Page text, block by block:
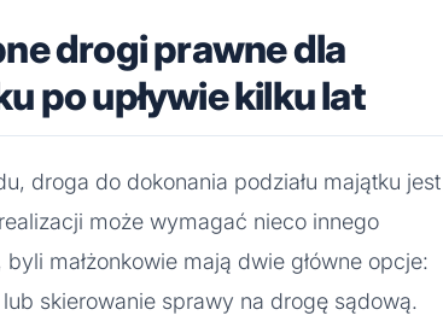
drogi prawne dla
po upływie kilku lat
droga do dokonania podziału majątku jest
może wymagać nieco innego
małżonkowie mają dwie główne opcje:
skierowanie sprawy na drogę sądową.